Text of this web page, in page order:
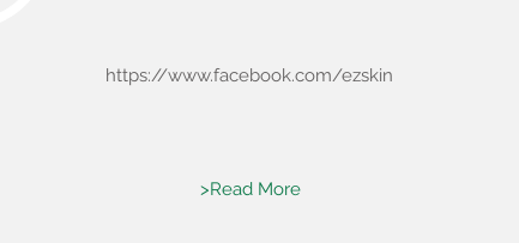
https://www.facebook.com/ezskin
>Read More